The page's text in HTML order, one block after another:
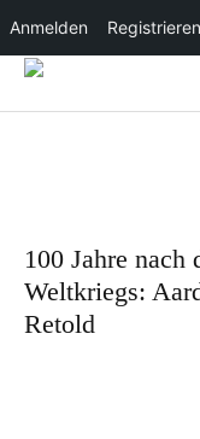
Anmelden Registrieren
100 Jahre nach
Weltkriegs:
Retold